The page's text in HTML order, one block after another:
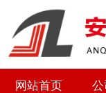
网站首页